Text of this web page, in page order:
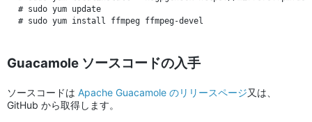
# sudo yum update
Guacamole ソースコードの入手
ソースコードは Apache Guacamole のリリースページ又は、
GitHub から取得します。